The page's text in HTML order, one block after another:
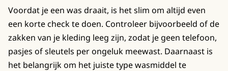
Voordat je een was draait, is het slim om altijd even
een korte check te doen. Controleer bijvoorbeeld of de
zakken van je kleding leeg zijn, zodat je geen telefoon,
pasjes of sleutels per ongeluk meewast. Daarnaast is
het belangrijk om het juiste type wasmiddel te